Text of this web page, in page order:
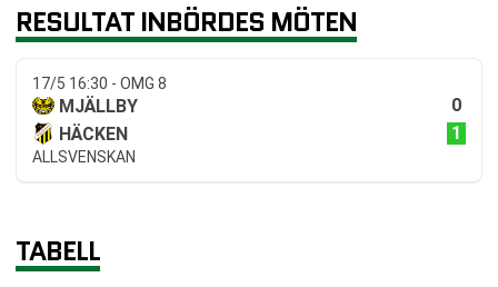
RESULTAT INBÖRDES MÖTEN
17/5 16:30 - OMG 8
MJÄLLBY
0
HÄCKEN
1
ALLSVENSKAN
TABELL